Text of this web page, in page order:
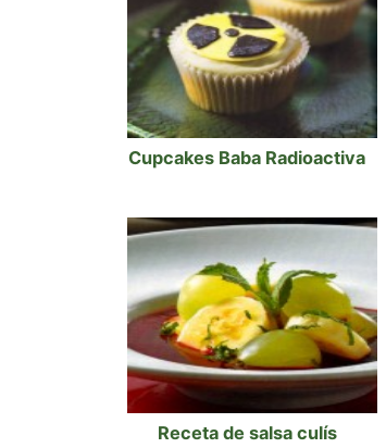
Cupcakes Baba Radioactiva
Receta de salsa culís